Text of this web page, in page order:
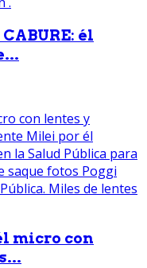
él
micro con